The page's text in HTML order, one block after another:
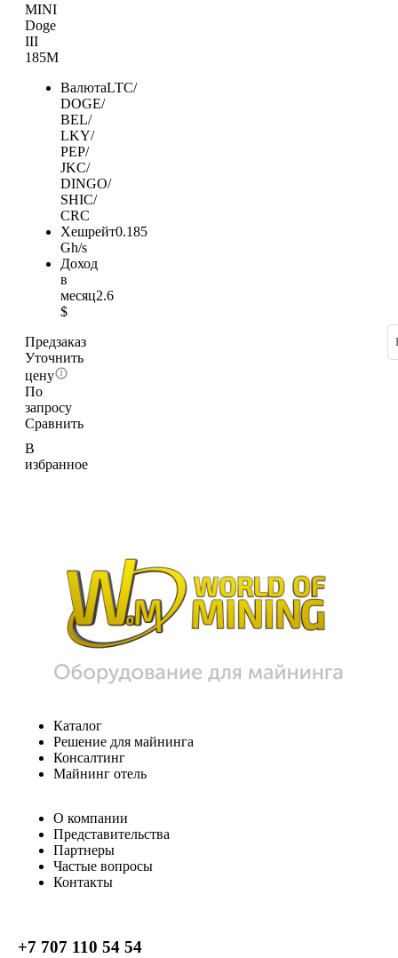
MINI
Doge
III
185M
ВалютаLTC/
DOGE/
BEL/
LKY/
PEP/
JKC/
DINGO/
SHIC/
CRC
Хешрейт0.185
Gh/s
Доход
в
месяц2.6
$
Предзаказ
Уточнить
цену
По
запросу
Сравнить
В
избранное
Каталог
Решение для майнинга
Консалтинг
Майнинг отель
О компании
Представительства
Партнеры
Частые вопросы
Контакты
+7 707 110 54 54